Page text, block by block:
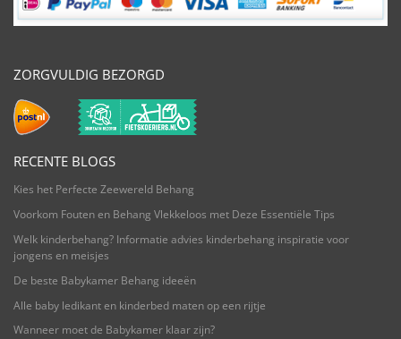
ZORGVULDIG BEZORGD
RECENTE BLOGS
Kies het Perfecte Zeewereld Behang
Voorkom Fouten en Behang Vlekkeloos met Deze Essentiële Tips
Welk kinderbehang? Informatie advies kinderbehang inspiratie voor
jongens en meisjes
De beste Babykamer Behang ideeën
Alle baby ledikant en kinderbed maten op een rijtje
Wanneer moet de Babykamer klaar zijn?